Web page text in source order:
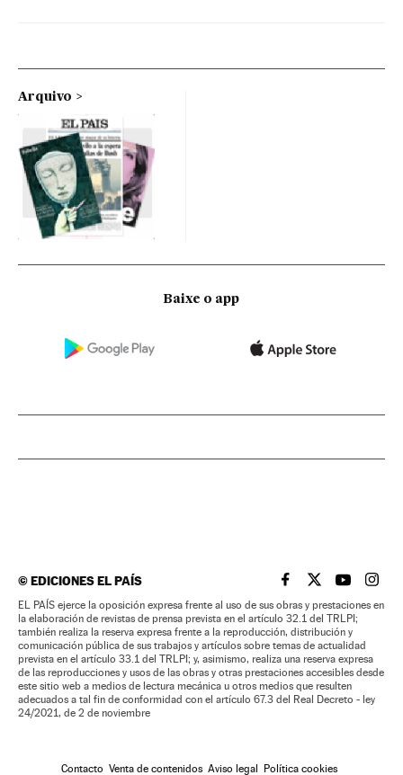
Arquivo
Baixe o app
©EDICIONES EL PAÍS EL PAÍS BRASIL EN
EL PAÍSEL PAÍS
EL
EL PAÍS ejerce la oposición expresa frente al uso de sus obras y prestaciones en
la elaboración de revistas de prensa prevista en el artículo 32.1 del TRLPI;
también realiza la reserva expresa frente a la reproducción, distribución y
comunicación pública de sus trabajos y artículos sobre temas de actualidad
prevista en el artículo 33.1 del TRLPI; y, asimismo, realiza una reserva expresa
de las reproducciones y usos de las obras y otras prestaciones accesibles desde
este sitio web a medios de lectura mecánica u otros medios que resulten
adecuados a tal fin de conformidad con el artículo 67.3 del Real Decreto - ley
24/2021, de 2 de noviembre
Contacto Venta de contenidos Aviso legal Política cookies